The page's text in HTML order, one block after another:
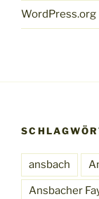
WordPress.org
ansbach
Ansbacher